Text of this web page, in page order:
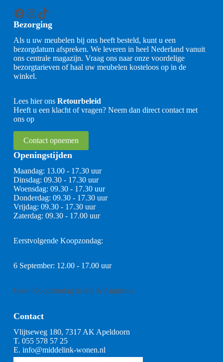
Facebook
Instagram
TikTok
Bezorging
Als u uw meubelen bij ons heeft besteld, kunt u een
bezorgdatum afspreken. We leveren in heel Nederland vanuit
ons centrale magazijn. Vraag ons naar onze voordelige
bezorgtarieven of haal uw meubelen kosteloos op in de
winkel.
Lees hier ons Retourbeleid
Heeft u een klacht of vragen? Neem dan direct contact met
ons op
Contact opnemen
Openingstijden
Maandag: 13.00 - 17.30 uur
Dinsdag: 09.30 - 17.30 uur
Woensdag: 09.30 - 17.30 uur
Donderdag: 09.30 - 17.30 uur
Vrijdag: 09.30 - 17.30 uur
Zaterdag: 09.30 - 17.00 uur
Eerstvolgende Koopzondag:
6 September: 12.00 - 17.00 uur
Geen Koopzondag in Juli & Augustus
Contact
Vlijtseweg 180, 7317 AK Apeldoorn
T. 055 578 57 25
E. info@middelink-wonen.nl